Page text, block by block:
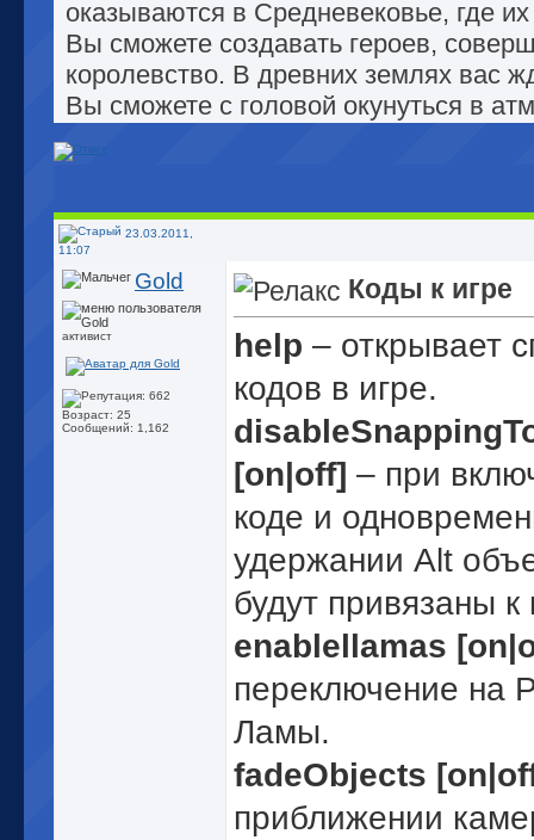
оказываются в Средневековье, где
Вы сможете создавать героев,
королевство. В древних землях вас
Вы сможете с головой окунуться в
23.03.2011,
11:07
Gold
активист
Возраст: 25
Сообщений: 1,162
Коды к игре
help – открывает
кодов в игре.
[on|off] – при
коде и
удержании Alt
будут привязаны к
enablellamas
переключение на
Ламы.
fadeObjects
приближении